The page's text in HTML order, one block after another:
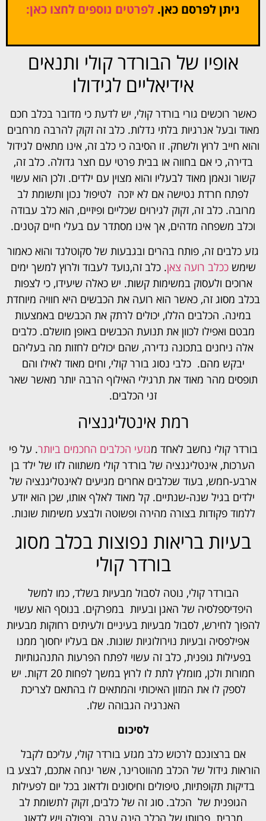
ניתן לפרסם כאן. לפרטים נוספים לחצו כאן:
אופיו של הבורדר קולי ותנאים
אידיאליים לגידולו
כאשר רוכשים גורי בורדר קולי, יש לדעת כי מדובר בכלב חכם
מאוד ובעל אנרגיות בלתי נדלות. כלב זה זקוק להרבה מרחבים
והוא חייב לרוץ ולשחק. זו הסיבה כי כלב זה, אינו מתאים לגידול
בדירה, כי אם בחווה או בבית פרטי עם חצר גדולה. כלב זה,
קשור ונאמן מאוד לבעליו והוא מצוין עם ילדים. ולכן הוא עשוי
לפתח חרדת נטישה אם לא יזכה לטיפול נכון ותשומת לב
מרובה. כלב זה, זקוק לגירוים שכליים ופיזיים, הוא כלב עבודה
וכלב משפחה מדהים, אך אינו מסתדר עם בעלי חיים קטנים.
גזע כלבים זה, פותח בהרים ובגבעות של סקוטלנד והוא כאמור
שימשככלב רועה צאן. כלב זה,נועד לעבוד ולרוץ למשך ימים
ארוכים ולעסוק במשימות קשות. יש כאלה שיעידו, כי לצפות
בכלב מסוג זה, כאשר הוא רועה את הכבשים היא חוויה מיוחדת
במינה. הכלבים הללו, יכולים לרתק את הכבשים באמצעות
מבטם ואפילו לכוון את תנועת הכבשים באופן מושלם. כלבים
אלה ניחנים בתכונה נדירה, שהם יכולים לחזות מה בעליהם
יבקש מהם. כלבי נסוג בורר קולי, וחים מאוד לאילו והם
תופסים מהר מאוד את תרגילי האילוף הרבה יותר מאשר שאר
זני הכלבים.
רמת אינטליגנציה
בורדר קולי נחשב לאחד מגזעי הכלבים החכמים ביותר. על פי
הערכות, אינטליגנציה של בורדר קולי משתווה לזו של ילד בן
ארבע-חמש, בעוד שכלבים אחרים מגיעים לאינטליגנציה של
ילדים בגיל שנה-שנתיים. קל מאוד לאלף אותו, שכן הוא יודע
ללמוד פקודות בצורה מהירה ופשוטה ולבצע משימות שונות.
בעיות בריאות נפוצות בכלב מסוג
בורדר קולי
הבורדר קולי, נוטה לסבול מבעיות בשלד, כמו למשל
היפדיספלסיה של האגן ובעיות במפרקים. בנוסף הוא עשוי
להפוך לחירש, לסבול מבעיות בעיניים ולעיתים רחוקות מבעיות
אפילפסיה ובעיות נוירולוגיות שונות. אם בעליו יחסוך ממנו
בפעילות גופנית, כלב זה עשוי לפתח הפרעות התנהגותיות
חמורות ולכן, מומלץ לתת לו לרוץ במשך לפחות 20 דקות. יש
לספק לו את המזון האיכותי והמתאים לו בהתאם לצריכת
האנרגיה הגבוהה שלו.
לסיכום
אם ברצונכם לרכוש כלב מגזע בורדר קולי, עליכם לקבל
הוראות גידול של הכלב מהווטרינר, אשר ינחה אתכם, לבצע בו
בדיקות תקופתיות, טיפולים וחיסונים ולדאוג בכל יום לפעילות
הגופנית של הכלב. סוג זה של כלבים, זקוק לתשומת לב